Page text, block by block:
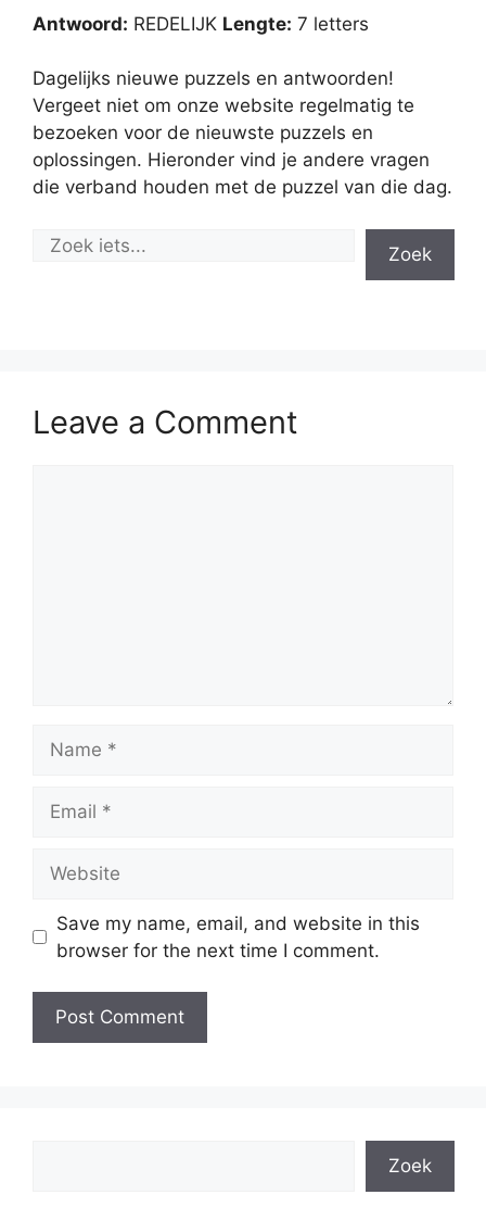
Antwoord: REDELIJK Lengte: 7 letters
Dagelijks nieuwe puzzels en antwoorden!
Vergeet niet om onze website regelmatig te
bezoeken voor de nieuwste puzzels en
oplossingen. Hieronder vind je andere vragen
die verband houden met de puzzel van die dag.
Zoek
Leave a Comment
Save my name, email, and website in this
browser for the next time I comment.
Zoek